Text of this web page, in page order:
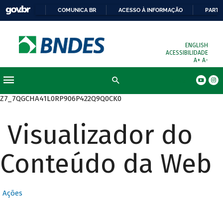
COMUNICA BR ACESSO À INFORMAÇÃO
ENGLISH
ACESSIBILIDADE
A+ A-
Z7_7QGCHA41L0RP906P422Q9Q0CK0
Visualizador do
Conteúdo da Web
Ações